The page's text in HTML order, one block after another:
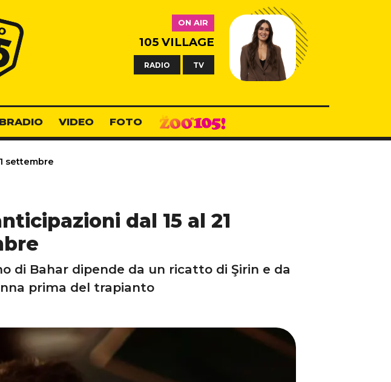
105
ON AIR
105 VILLAGE
RADIO TV
VIDEO FOTO
settembre
dal 15 al 21
di Bahar dipende da un ricatto di Şirin e da
prima del trapianto